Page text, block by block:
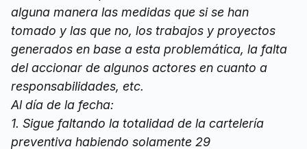
alguna manera las medidas que si se han
tomado y las que no, los trabajos y proyectos
generados en base a esta problemática, la falta
del accionar de algunos actores en cuanto a
responsabilidades, etc.
Al día de la fecha:
1. Sigue faltando la totalidad de la cartelería
preventiva habiendo solamente 29